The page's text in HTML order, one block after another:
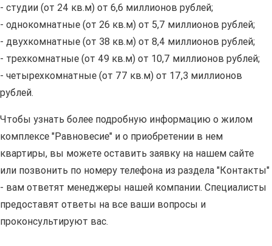
- студии (от 24 кв.м) от 6,6 миллионов рублей;
- однокомнатные (от 26 кв.м) от 5,7 миллионов рублей;
- двухкомнатные (от 38 кв.м) от 8,4 миллионов рублей;
- трехкомнатные (от 49 кв.м) от 10,7 миллионов рублей;
- четырехкомнатные (от 77 кв.м) от 17,3 миллионов
рублей.
Чтобы узнать более подробную информацию о жилом
комплексе "Равновесие" и о приобретении в нем
квартиры, вы можете оставить заявку на нашем сайте
или позвонить по номеру телефона из раздела "Контакты"
- вам ответят менеджеры нашей компании. Специалисты
предоставят ответы на все ваши вопросы и
проконсультируют вас.